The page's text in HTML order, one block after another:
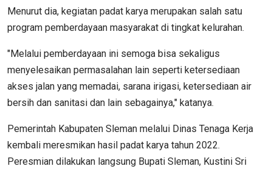
Menurut dia, kegiatan padat karya merupakan salah satu
program pemberdayaan masyarakat di tingkat kelurahan.
"Melalui pemberdayaan ini semoga bisa sekaligus
menyelesaikan permasalahan lain seperti ketersediaan
akses jalan yang memadai, sarana irigasi, ketersediaan air
bersih dan sanitasi dan lain sebagainya," katanya.
Pemerintah Kabupaten Sleman melalui Dinas Tenaga Kerja
kembali meresmikan hasil padat karya tahun 2022.
Peresmian dilakukan langsung Bupati Sleman, Kustini Sri